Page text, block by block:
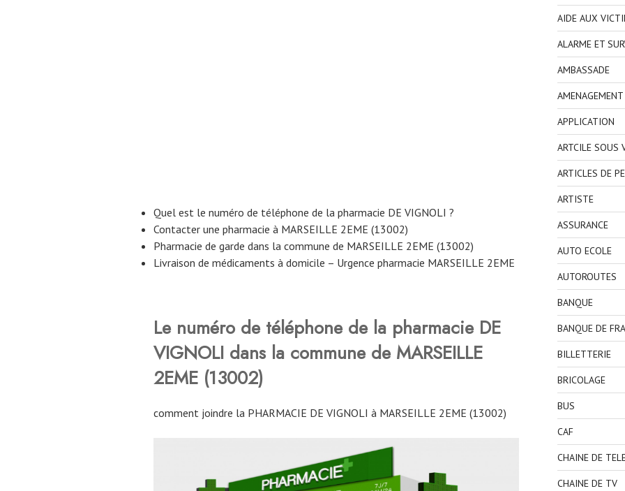
Quel est le numéro de téléphone de la pharmacie DE VIGNOLI ?
Contacter une pharmacie à MARSEILLE 2EME (13002)
Pharmacie de garde dans la commune de MARSEILLE 2EME (13002)
Livraison de médicaments à domicile – Urgence pharmacie MARSEILLE 2EME
Le numéro de téléphone de la pharmacie DE
VIGNOLI dans la commune de MARSEILLE
2EME (13002)
comment joindre la PHARMACIE DE VIGNOLI à MARSEILLE 2EME (13002)
AIDE AUX
ALARME ET
AMBASSADE
APPLICATION
ARTCILE SOUS
ARTICLES DE
ARTISTE
ASSURANCE
AUTO ECOLE
AUTOROUTES
BANQUE
BANQUE DE
BILLETTERIE
BRICOLAGE
BUS
CAF
CHAINE DE
CHAINE DE TV